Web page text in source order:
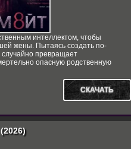
интеллектом, чтобы
жены. Пытаясь создать по-
превращает
опасную родственную
СКАЧАТЬ